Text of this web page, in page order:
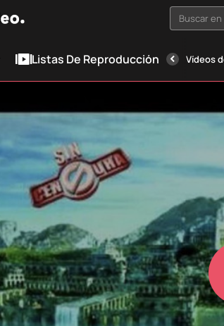
Buscar
Listas De Reproducción Vídeos